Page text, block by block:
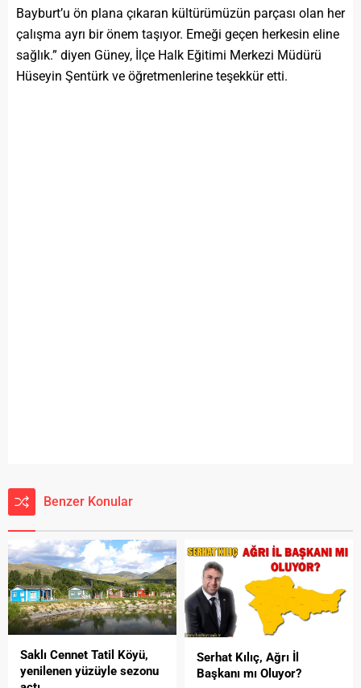
Bayburt’u ön plana çıkaran kültürümüzün parçası olan her
çalışma ayrı bir önem taşıyor. Emeği geçen herkesin eline
sağlık.” diyen Güney, İlçe Halk Eğitimi Merkezi Müdürü
Hüseyin Şentürk ve öğretmenlerine teşekkür etti.
Benzer Konular
Saklı Cennet Tatil Köyü,
yenilenen yüzüyle sezonu
Serhat Kılıç, Ağrı İl
Başkanı mı Oluyor?